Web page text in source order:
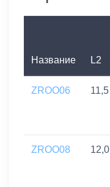
Название L2
ZROO06 11,5
ZROO08 12,0